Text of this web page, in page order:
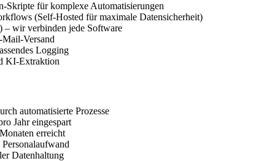
Skripte für komplexe Automatisierungen
(Self-Hosted für maximale Datensicherheit)
wir verbinden jede Software
Versand
Logging
KI-Extraktion
automatisierte Prozesse
Jahr eingespart
erreicht
Datenhaltung